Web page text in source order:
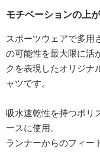
モチベーションの上
スポーツウェアで多用
の可能性を最大限に活
クを表現したオリジナ
ャツです。
吸水速乾性を持つポリ
ースに使用。
ランナーからのフィー